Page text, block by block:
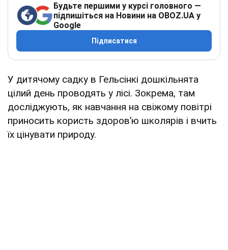
Будьте першими у курсі головного —
підпишіться на Новини на OBOZ.UA у
Google
Підписатися
У дитячому садку в Гельсінкі дошкільнята
цілий день проводять у лісі. Зокрема, там
досліджують, як навчання на свіжому повітрі
приносить користь здоровʼю школярів і вчить
їх цінувати природу.